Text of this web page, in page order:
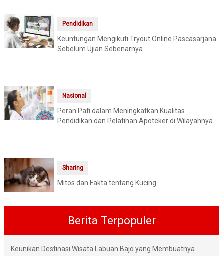
Pendidikan
Keuntungan Mengikuti Tryout Online Pascasarjana
Sebelum Ujian Sebenarnya
Nasional
Peran Pafi dalam Meningkatkan Kualitas
Pendidikan dan Pelatihan Apoteker di Wilayahnya
Sharing
Mitos dan Fakta tentang Kucing
Berita Terpopuler
Keunikan Destinasi Wisata Labuan Bajo yang Membuatnya